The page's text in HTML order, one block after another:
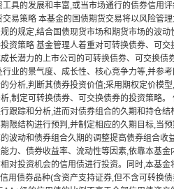
具的发展和丰富,或当市场通行的债券信用
易策略 本基金的国债期货交易将以风险管
的规定,结合国债现货市场和期货市场的波
资策略 基金管理人着重对可转换债券、可
长潜力的上市公司的可转换债券、可交换
行业的景气度、成长性、核心竞争力等,并参
分析,判断其债券投资价值;采用期权定价模
,制定可转换债券、可交换债券的投资策略
跟踪和分析,进而对债券组合的久期和持仓
限结构进行预判,并制定相应的久期目标,当
波动和债券组合久期的调整提高债券组合
力、债券收益率、流动性等因素,依靠本基
对投资机会的信用债进行投资。同时,本基
用债券品种(含资产支持证券,但不含可转换